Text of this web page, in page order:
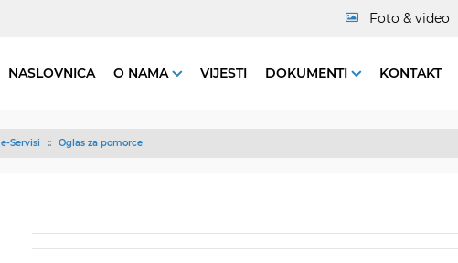
Foto & video
NASLOVNICA O NAMA VIJESTI DOKUMENTI KONTAKT
e-Servisi Oglas za pomorce